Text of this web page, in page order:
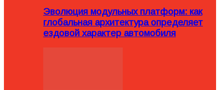
Эволюция модульных платформ: как
глобальная архитектура определяет
ездовой характер автомобиля